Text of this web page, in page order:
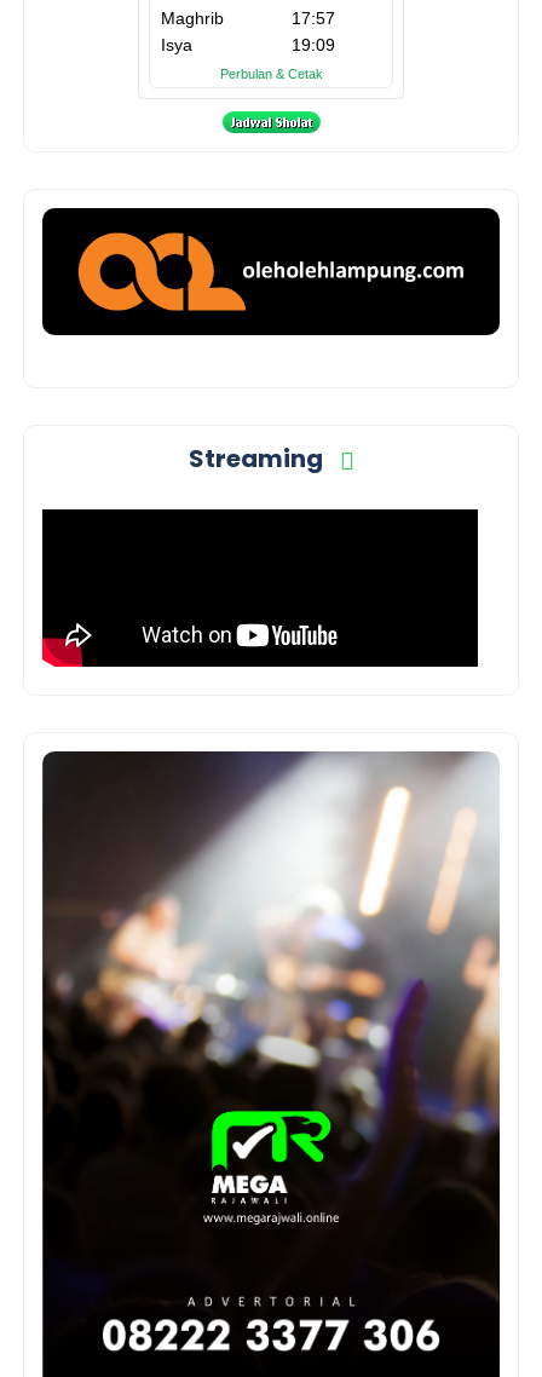
Streaming